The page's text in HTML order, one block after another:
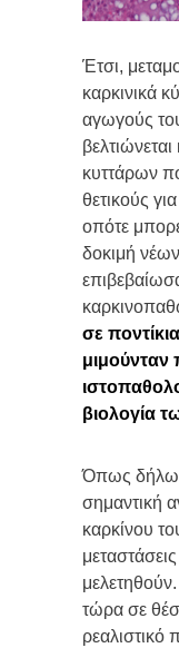
Έτσι,
καρκινικά
αγωγούς
κυττάρων
θετικούς
οπότε
δοκιμή
σε
μιμούνταν
βιολογία
Όπως
σημαντική
καρκίνου
τώρα σε
ρεαλιστικό